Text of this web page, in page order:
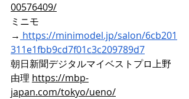
00576409/
ミニモ
→ https://minimodel.jp/salon/6cb201
311e1fbb9cd7f01c3c209789d7
朝日新聞デジタルマイベストプロ上野
由理 https://mbp-
japan.com/tokyo/ueno/